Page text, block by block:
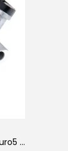
1,6-1,5 TDCİ Fren Vakum Pompası Euro5 2013-2018 | ORİJİNAL